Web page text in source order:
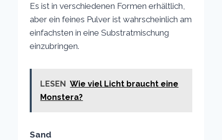
Es ist in verschiedenen Formen erhältlich,
aber ein feines Pulver ist wahrscheinlich am
einfachsten in eine Substratmischung
einzubringen.
LESEN Wie viel Licht braucht eine
Monstera?
Sand